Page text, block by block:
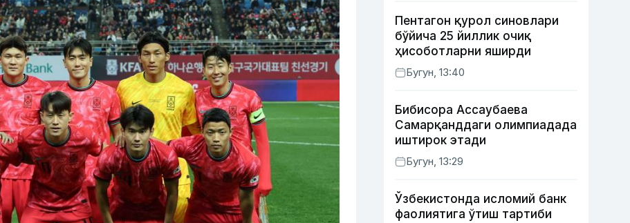
гапирди
Пентагон қурол синовлари
бўйича 25 йиллик очиқ
ҳисоботларни яширди
Бугун, 13:40
Бибисора Ассаубаева
Самарқанддаги олимпиадада
иштирок этади
Бугун, 13:29
Ўзбекистонда исломий банк
фаолиятига ўтиш тартиби